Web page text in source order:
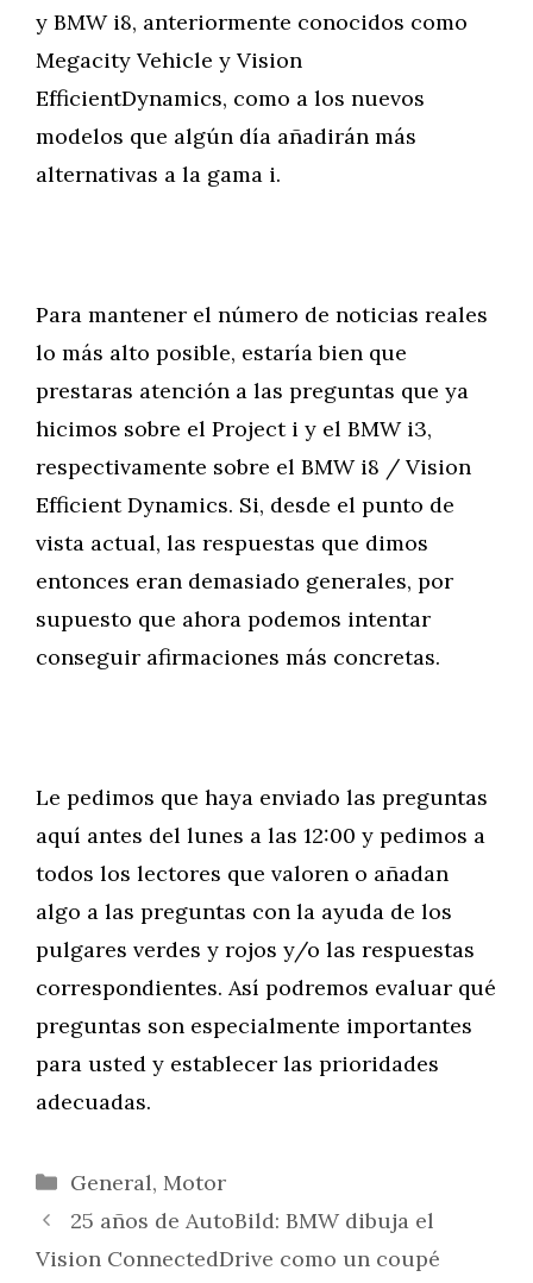
y BMW i8, anteriormente conocidos como
Megacity Vehicle y Vision
EfficientDynamics, como a los nuevos
modelos que algún día añadirán más
alternativas a la gama i.
Para mantener el número de noticias reales
lo más alto posible, estaría bien que
prestaras atención a las preguntas que ya
hicimos sobre el Project i y el BMW i3,
respectivamente sobre el BMW i8 / Vision
Efficient Dynamics. Si, desde el punto de
vista actual, las respuestas que dimos
entonces eran demasiado generales, por
supuesto que ahora podemos intentar
conseguir afirmaciones más concretas.
Le pedimos que haya enviado las preguntas
aquí antes del lunes a las 12:00 y pedimos a
todos los lectores que valoren o añadan
algo a las preguntas con la ayuda de los
pulgares verdes y rojos y/o las respuestas
correspondientes. Así podremos evaluar qué
preguntas son especialmente importantes
para usted y establecer las prioridades
adecuadas.
Categorías
General, Motor
25 años de AutoBild: BMW dibuja el
Vision ConnectedDrive como un coupé